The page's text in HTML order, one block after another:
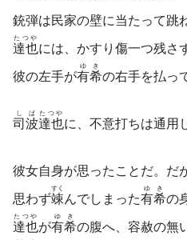
銃弾は民家の壁に当たって跳
達也
たつや
には、かすり傷一つ残さ
彼の左手が有希
ゆき
の右手を払っ
司波
しば
達也
たつや
に、不意打ちは通用
彼女自身が思ったことだ。だ
思わず竦
すく
んでしまった有希
ゆき
の
達也
たつや
が有希
ゆき
の腹へ、容赦の無